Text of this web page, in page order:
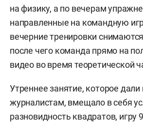
на физику, а по вечерам
направленные на командную
вечерние тренировки
после чего команда прямо на
видео во время теоретической
Утреннее занятие, которое
журналистам, вмещало в себя
разновидность квадратов, игру